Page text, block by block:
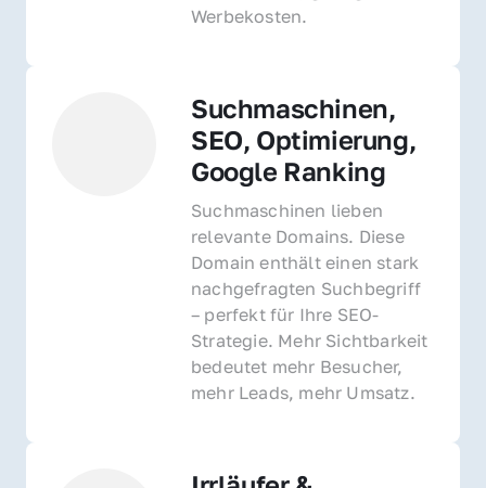
Werbekosten.
Suchmaschinen,
SEO, Optimierung,
Google Ranking
Suchmaschinen lieben
relevante Domains. Diese
Domain enthält einen stark
nachgefragten Suchbegriff
– perfekt für Ihre SEO-
Strategie. Mehr Sichtbarkeit
bedeutet mehr Besucher,
mehr Leads, mehr Umsatz.